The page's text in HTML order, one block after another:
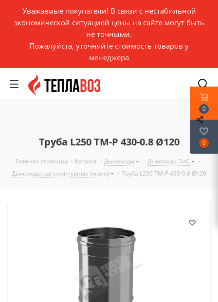
Уважаемые покупатели! В связи с нестабильной
экономической ситуацией цены на сайте могут быть
не точными.
Пожалуйста, уточняйте стоимость товаров у
менеджера
Труба L250 ТМ-Р 430-0.8 Ø120
Главная страница - Каталог - Дымоходы - Дымоходы ТиС
-
Дымоходы одноконтурные (моно)
- Труба L250 ТМ-Р 430-0.8 Ø120
0
0